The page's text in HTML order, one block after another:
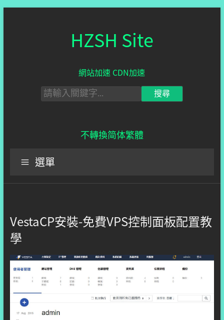
HZSH Site
網站加速 CDN加速
不轉換简体繁體
選單
VestaCP安裝-免費VPS控制面板配置教
學